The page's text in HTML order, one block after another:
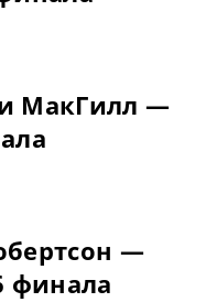
МакГилл —
—
финала